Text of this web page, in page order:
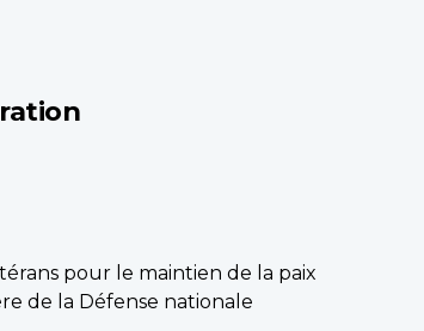
pour le maintien de la paix
de la Défense nationale